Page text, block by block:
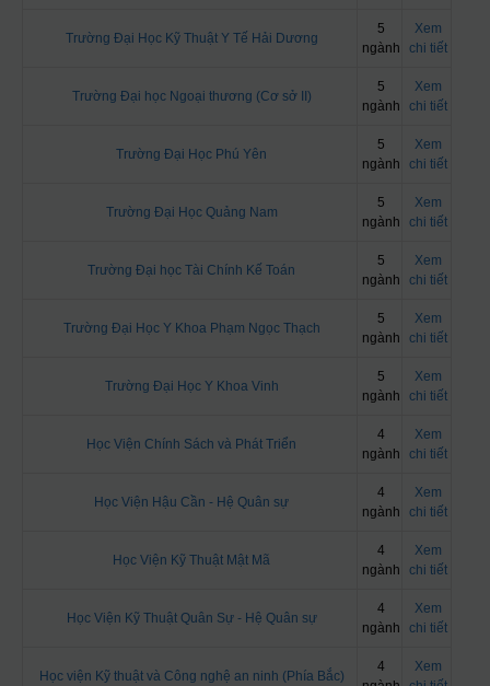
Trường Đại Học Kỹ Thuật Y Tế Hải Dương
5
ngành
Xem
chi tiết
Trường Đại học Ngoại thương (Cơ sở II)
5
ngành
Xem
chi tiết
Trường Đại Học Phú Yên
5
ngành
Xem
chi tiết
Trường Đại Học Quảng Nam
5
ngành
Xem
chi tiết
Trường Đại học Tài Chính Kế Toán
5
ngành
Xem
chi tiết
Trường Đại Học Y Khoa Phạm Ngọc Thạch
5
ngành
Xem
chi tiết
Trường Đại Học Y Khoa Vinh
5
ngành
Xem
chi tiết
Học Viện Chính Sách và Phát Triển
4
ngành
Xem
chi tiết
Học Viện Hậu Cần - Hệ Quân sự
4
ngành
Xem
chi tiết
Học Viện Kỹ Thuật Mật Mã
4
ngành
Xem
chi tiết
Học Viện Kỹ Thuật Quân Sự - Hệ Quân sự
4
ngành
Xem
chi tiết
Học viện Kỹ thuật và Công nghệ an ninh (Phía Bắc)
4
Xem